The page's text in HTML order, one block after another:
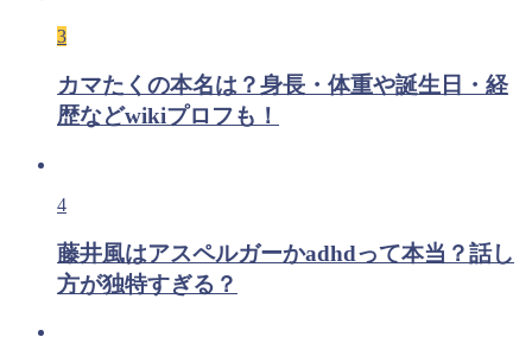
3
カマたくの本名は？身長・体重や誕生日・経
歴などwikiプロフも！
4
藤井風はアスペルガーかadhdって本当？話し
方が独特すぎる？